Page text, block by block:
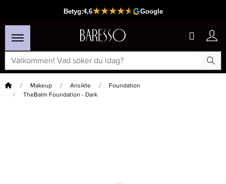
Hem Makeup Ansikte
Foundation
TheBalm Foundation - Dark